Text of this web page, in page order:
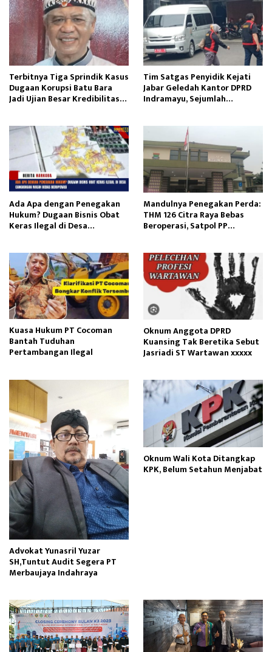
Terbitnya Tiga Sprindik Kasus
Dugaan Korupsi Batu Bara
Jadi Ujian Besar Kredibilitas
Tim Satgas Penyidik Kejati
Jabar Geledah Kantor DPRD
Indramayu, Sejumlah
Ada Apa dengan Penegakan
Hukum? Dugaan Bisnis Obat
Keras Ilegal di Desa
Mandulnya Penegakan Perda:
THM 126 Citra Raya Bebas
Beroperasi, Satpol PP
Kuasa Hukum PT Cocoman
Bantah Tuduhan
Pertambangan Ilegal
Oknum Anggota DPRD
Kuansing Tak Beretika Sebut
Jasriadi ST Wartawan xxxxx
Advokat Yunasril Yuzar
SH,Tuntut Audit Segera PT
Merbaujaya Indahraya
Oknum Wali Kota Ditangkap
KPK, Belum Setahun Menjabat